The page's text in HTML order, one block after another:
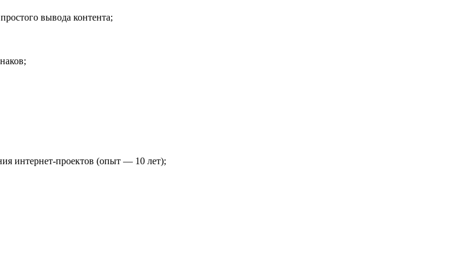
вывода контента;
интернет-проектов (опыт — 10 лет);